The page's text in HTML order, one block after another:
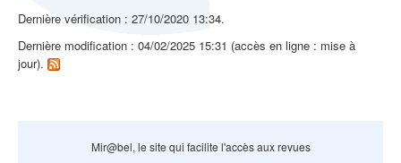
Dernière vérification : 27/10/2020 13:34.
Dernière modification : 04/02/2025 15:31 (accès en ligne : mise à
jour).
Mir@bel, le site qui facilite l'accès aux revues